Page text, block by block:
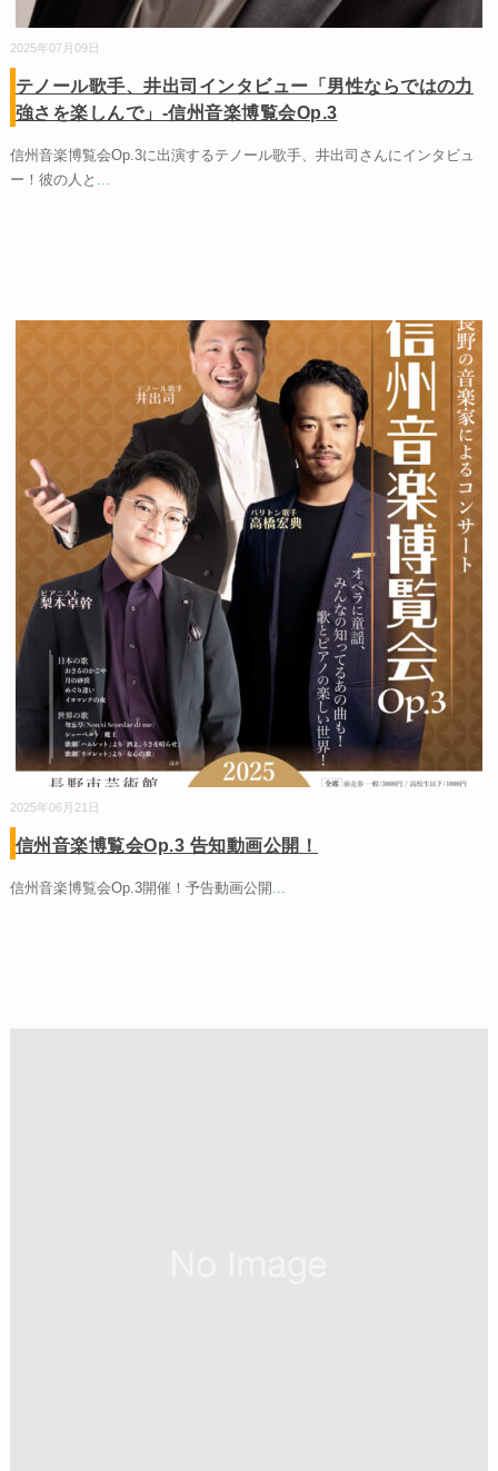
2025年07月09日
テノール歌手、井出司インタビュー「男性ならではの力
強さを楽しんで」-信州音楽博覧会Op.3
信州音楽博覧会Op.3に出演するテノール歌手、井出司さんにインタビュ
ー！彼の人と
2025年06月21日
信州音楽博覧会Op.3 告知動画公開！
信州音楽博覧会Op.3開催！予告動画公開